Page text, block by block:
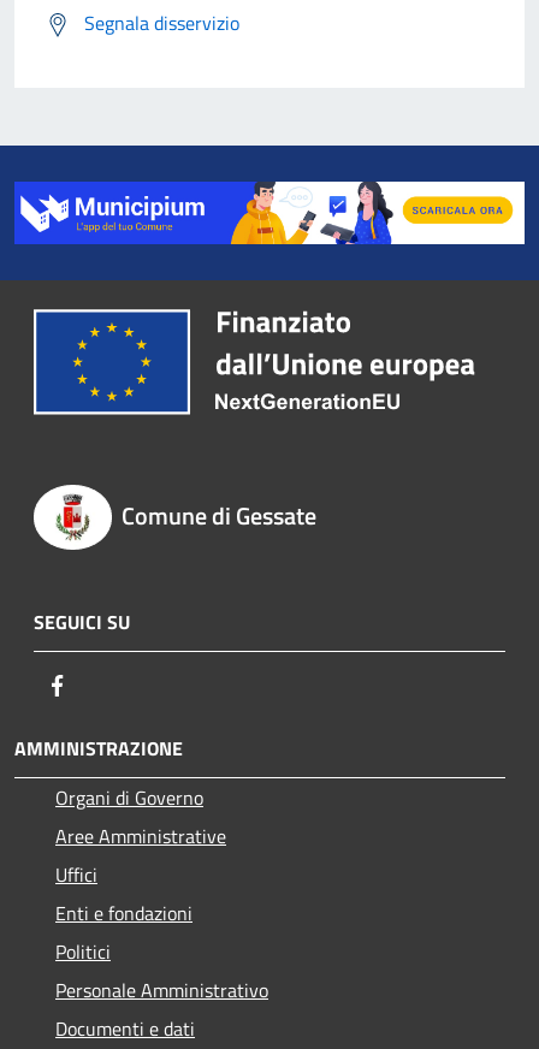
Segnala disservizio
Comune di Gessate
SEGUICI SU
AMMINISTRAZIONE
Organi di Governo
Aree Amministrative
Uffici
Enti e fondazioni
Politici
Personale Amministrativo
Documenti e dati